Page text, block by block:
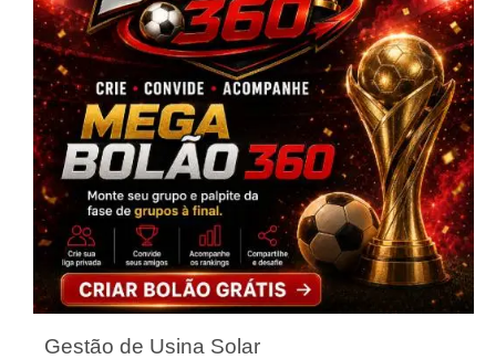
Gestão de Usina Solar